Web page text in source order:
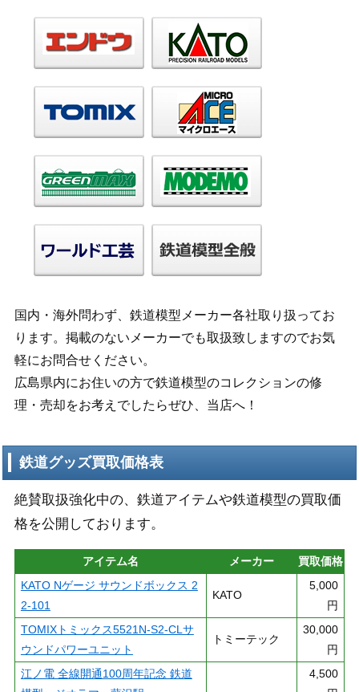
国内・海外問わず、鉄道模型メーカー各社取り扱ってお
ります。掲載のないメーカーでも取扱致しますのでお気
軽にお問合せください。
広島県内にお住いの方で鉄道模型のコレクションの修
理・売却をお考えでしたらぜひ、当店へ！
鉄道グッズ買取価格表
絶賛取扱強化中の、鉄道アイテムや鉄道模型の買取価
格を公開しております。
アイテム名 メーカー
買取価格
KATO Nゲージ サウンドボックス 2
2-101
KATO
5,000
円
TOMIXトミックス5521N-S2-CLサ
ウンドパワーユニット
トミーテック
30,000
円
江ノ電 全線開通100周年記念 鉄道
4,500